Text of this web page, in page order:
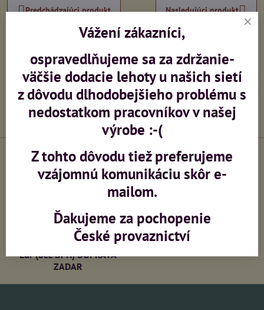
Predchádzajúci produkt Nasledujúci produkt
Potrebujete poradiť?
+420 603 473 958
info​@ceskeprovaznictvi​.cz
Výroba sietí na zákazku
PRI OBJEDNÁVKE NAD 213
Eur (bez DPH) DOPRAVA
ZADAR
Vážení zákazníci,
ospravedlňujeme sa za zdržanie-
väčšie dodacie lehoty u našich sietí
z dôvodu dlhodobejšieho problému s
nedostatkom pracovníkov v našej
výrobe :-(
Z tohto dôvodu tiež preferujeme
vzájomnú komunikáciu skôr e-
mailom.
Ďakujeme za pochopenie
České provaznictví